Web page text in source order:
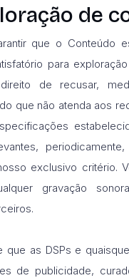
de
que o Conteúdo
para
de recusar,
que não atenda aos
exclusivo critério.
gravação
que as DSPs e
de publicidade,